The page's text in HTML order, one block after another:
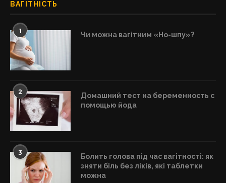
ВАГІТНІСТЬ
1 Чи можна вагітним «Но-шпу»?
2
Домашний тест на беременность с
помощью йода
3
Болить голова під час вагітності: як
зняти біль без ліків, які таблетки
можна